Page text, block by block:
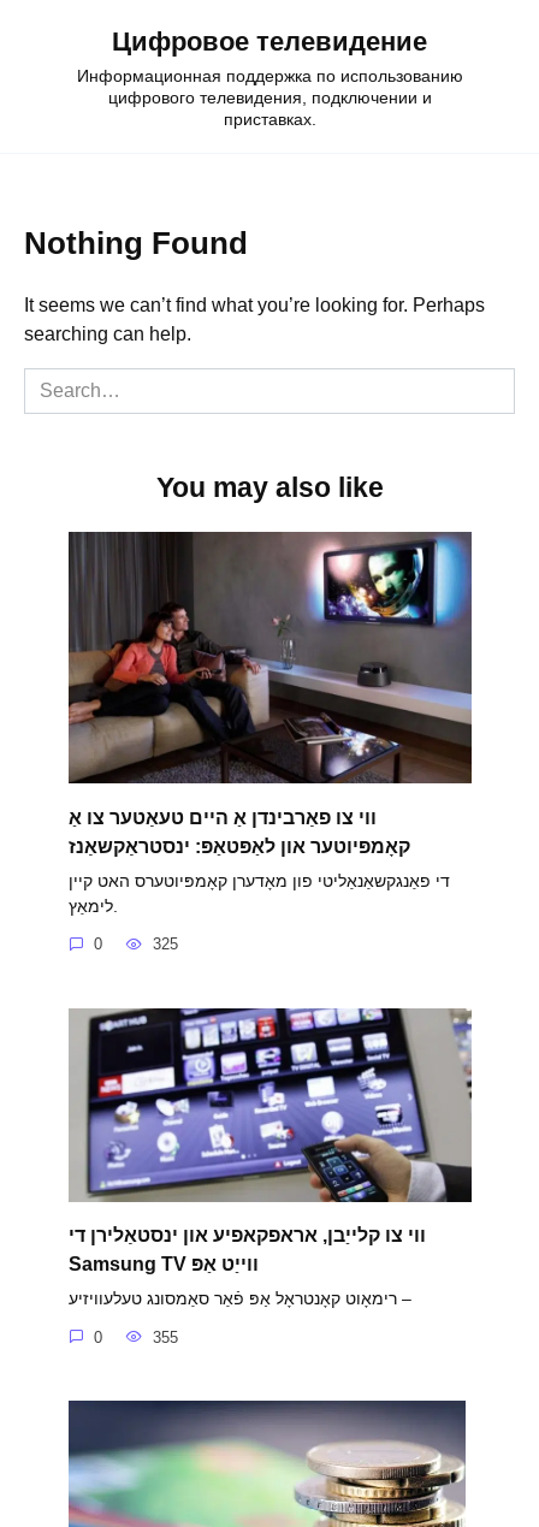
Цифровое телевидение
Информационная поддержка по использованию
цифрового телевидения, подключении и
приставках.
Nothing Found
It seems we can’t find what you’re looking for. Perhaps
searching can help.
Search
for:
You may also like
ווי צו פאַרבינדן אַ היים טעאַטער צו אַ
קאָמפּיוטער און לאַפּטאַפּ: ינסטראַקשאַנז
די פאַנגקשאַנאַליטי פון מאָדערן קאָמפּיוטערס האט קיין
לימאַץ.
0 325
ווי צו קלייַבן, אראפקאפיע און ינסטאַלירן די
Samsung TV ווייַט אַפּ
רימאָוט קאָנטראָל אַפּ פֿאַר סאַמסונג טעלעוויזיע –
0 355